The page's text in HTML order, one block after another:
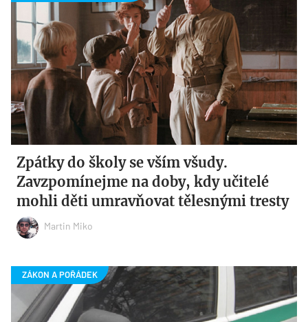
Zpátky do školy se vším všudy.
Zavzpomínejme na doby, kdy učitelé
mohli děti umravňovat tělesnými tresty
Martin Miko